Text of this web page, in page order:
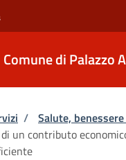
Comune di Palazzo
di pane
/ Salute,
di un contributo